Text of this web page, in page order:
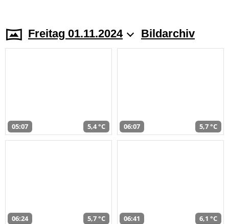
Freitag 01.11.2024 Bildarchiv
05:07 5,4 °C 06:07 5,7 °C
06:24 5,7 °C 06:41 6,1 °C